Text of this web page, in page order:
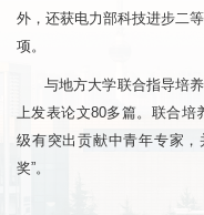
外，还获电力部科技进步二
项。
与地方大学联合指导培
上发表论文80多篇。联合培
级有突出贡献中青年专家，
奖”。